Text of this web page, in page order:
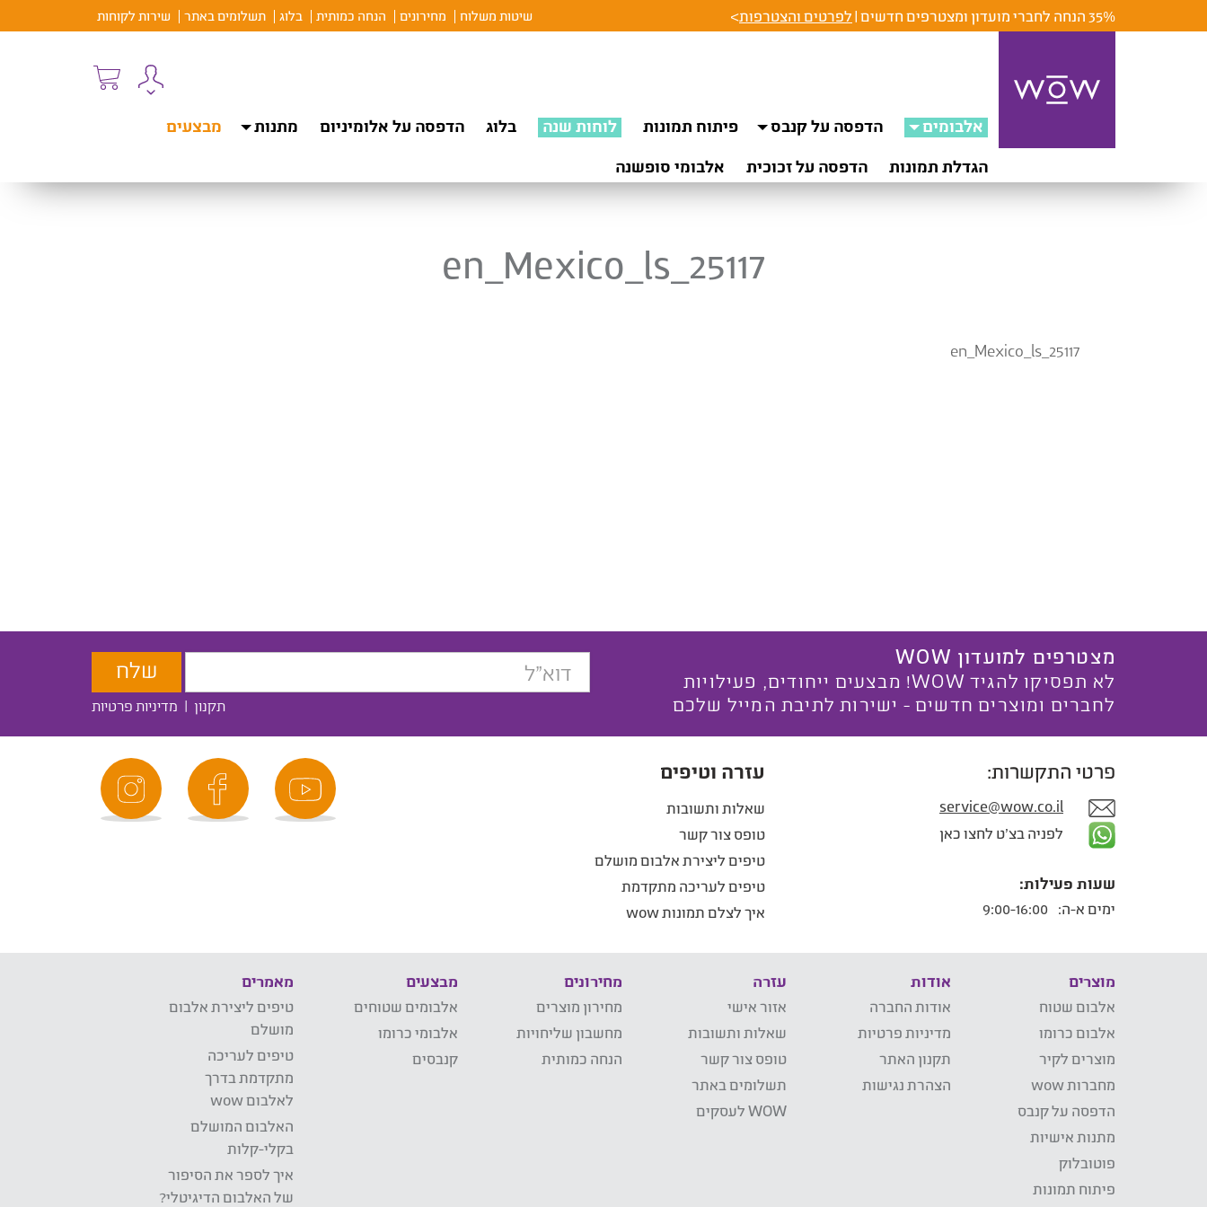
35% הנחה לחברי מועדון ומצטרפים חדשים | לפרטים והצטרפות> שיטות משלוח מחירונים הנחה כמותית בלוג תשלומים באתר שירות לקוחות
אלבומים הדפסה על קנבס פיתוח תמונות לוחות שנה בלוג הדפסה על אלומיניום מתנות
מבצעים
הגדלת תמונות
הדפסה על זכוכית אלבומי סופשנה
en_Mexico_ls_25117
en_Mexico_ls_25117
מצטרפים למועדון WOW
לא תפסיקו להגיד WOW! מבצעים ייחודים, פעילויות
לחברים ומוצרים חדשים - ישירות לתיבת המייל שלכם
תקנון | מדיניות פרטיות
פרטי התקשרות:
service@wow.co.il
לפניה בצ'ט לחצו כאן
שעות פעילות:
ימים א-ה:
עזרה וטיפים
שאלות ותשובות
טופס צור קשר
טיפים ליצירת אלבום מושלם
טיפים לעריכה מתקדמת
איך לצלם תמונות wow
מוצרים
אלבום שטוח
אלבום כרומו
מוצרים לקיר
מחברות wow
הדפסה על קנבס
מתנות אישיות
פוטובלוק
פיתוח תמונות
אודות
אודות החברה
מדיניות פרטיות
תקנון האתר
הצהרת נגישות
עזרה
אזור אישי
שאלות ותשובות
טופס צור קשר
תשלומים באתר
WOW לעסקים
מחירונים
מחירון מוצרים
מחשבון שליחויות
הנחה כמותית
מבצעים
אלבומים שטוחים
אלבומי כרומו
קנבסים
מאמרים
טיפים ליצירת אלבום
מושלם
טיפים לעריכה
מתקדמת בדרך
לאלבום wow
האלבום המושלם
בקלי-קלות
איך לספר את הסיפור
של האלבום הדיגיטלי?